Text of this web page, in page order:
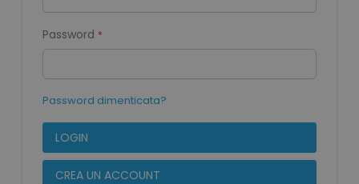
Password
Password dimenticata?
LOGIN
CREA UN ACCOUNT